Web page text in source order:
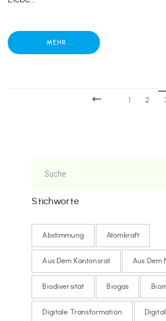
MEHR ...
1 2
Stichworte
Abstimmung Atomkraft
Aus Dem Kantonsrat Aus Dem
Biodiversität Biogas
Digitale Transformation